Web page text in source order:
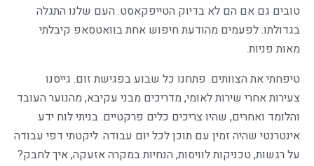
טובים גם אם הם לא בדיוק הטייפקאסט. העם שלנו התגלה
בגדולתו. לפעמים מהודעת חיפוש אחת בוואטסאפ קיבלתי
מאות פניות.
טיפחתי את הצוותים. פתחנו כל שבוע בפגישת זום. גייסנו
צעירות אחרי שירות לאומי, מדריכים מבני עקיבא, מהנוער העובד
והלומד ואחרים, שהיו צריכים כלים פרקטיים. בניתי לוח ידע
אינטרנטי שהיה זמין עם תוכן לכל יום עבודה. ליקטתי דפי עבודה
על רגשות, טכניקות לוויסות, הנחיות במקרה אזעקה, איך לחבק?